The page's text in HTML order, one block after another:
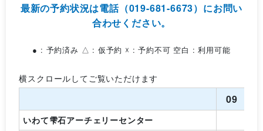
最新の予約状況は電話（019-681-6673）にお問い
合わせください。
● : 予約済み △ : 仮予約 ☓ : 予約不可 空白 : 利用可能
09
いわて雫石アーチェリーセンター